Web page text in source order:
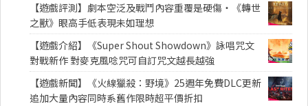
【遊戲評測】劇本空泛及戰鬥內容重覆是硬傷・《轉世
之獸》眼高手低表現未如理想
【遊戲介紹】《Super Shout Showdown》詠唱咒文
對戰新作 對麥克風唸咒可自訂咒文越長越強
【遊戲新聞】《火線獵殺：野境》25週年免費DLC更新
追加大量內容同時系舊作限時超平價折扣